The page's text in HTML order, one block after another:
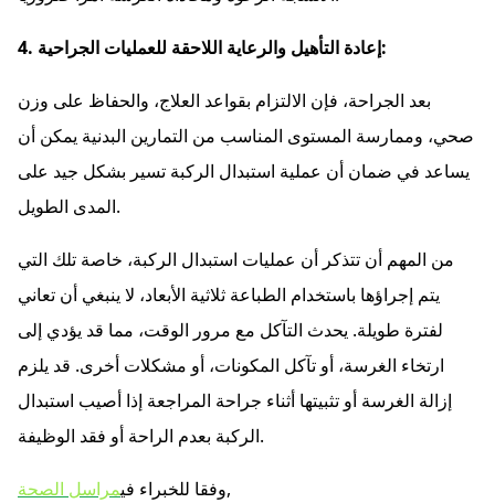
4. إعادة التأهيل والرعاية اللاحقة للعمليات الجراحية:
بعد الجراحة، فإن الالتزام بقواعد العلاج، والحفاظ على وزن
صحي، وممارسة المستوى المناسب من التمارين البدنية يمكن أن
يساعد في ضمان أن عملية استبدال الركبة تسير بشكل جيد على
المدى الطويل.
من المهم أن تتذكر أن عمليات استبدال الركبة، خاصة تلك التي
يتم إجراؤها باستخدام الطباعة ثلاثية الأبعاد، لا ينبغي أن تعاني
لفترة طويلة. يحدث التآكل مع مرور الوقت، مما قد يؤدي إلى
ارتخاء الغرسة، أو تآكل المكونات، أو مشكلات أخرى. قد يلزم
إزالة الغرسة أو تثبيتها أثناء جراحة المراجعة إذا أصيب استبدال
الركبة بعدم الراحة أو فقد الوظيفة.
وفقا للخبراء فيمراسل الصحة ,